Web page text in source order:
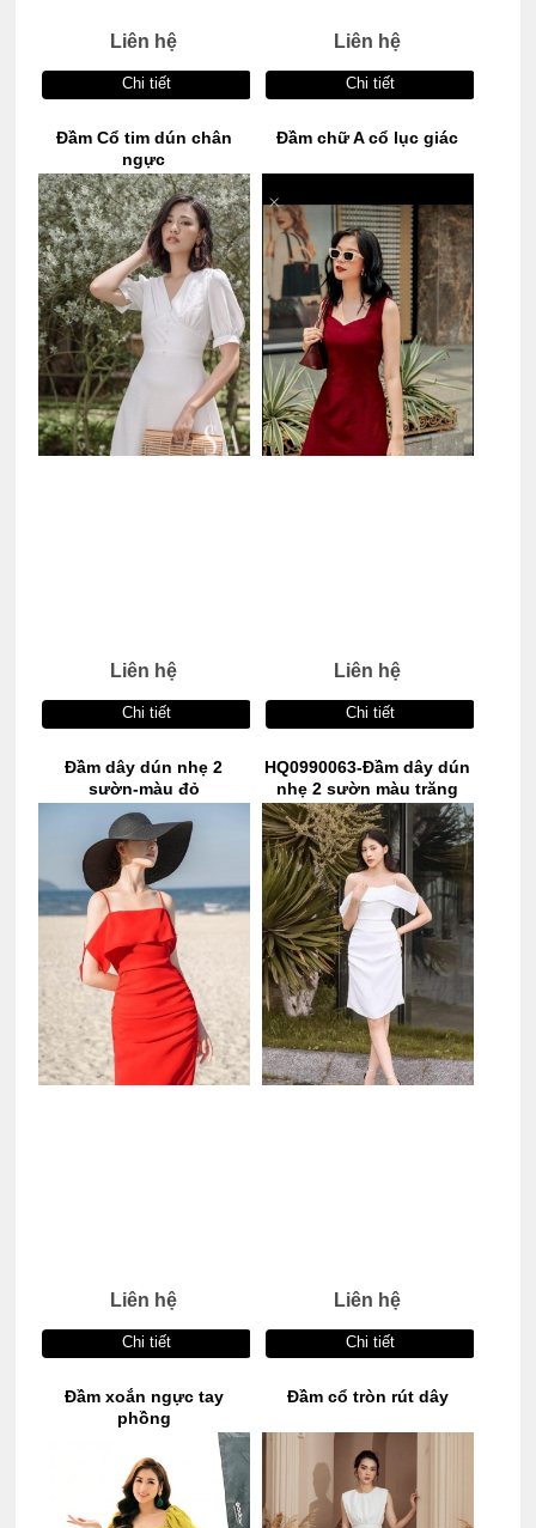
Liên hệ
Chi tiết
Liên hệ
Chi tiết
Đầm Cổ tim dún chân
ngực
Liên hệ
Chi tiết
Đầm chữ A cổ lục giác
Liên hệ
Chi tiết
Đầm dây dún nhẹ 2
sườn-màu đỏ
Liên hệ
Chi tiết
HQ0990063-Đầm dây dún
nhẹ 2 sườn màu trăng
Liên hệ
Chi tiết
Đầm xoắn ngực tay
phồng
Đầm cổ tròn rút dây